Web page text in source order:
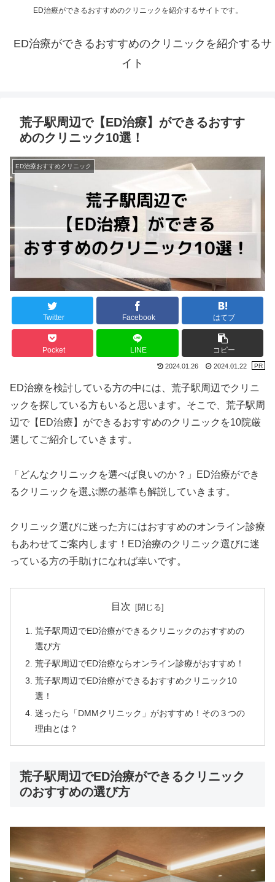
ED治療ができるおすすめのクリニックを紹介するサイトです。
ED治療ができるおすすめのクリニックを紹介するサ
イト
荒子駅周辺で【ED治療】ができるおすす
めのクリニック10選！
ED治療おすすめクリニック
Twitter Facebook はてブ
Pocket LINE コピー
2024.01.26 2024.01.22
ED治療を検討している方の中には、荒子駅周辺でクリニ
ックを探している方もいると思います。そこで、荒子駅周
辺で【ED治療】ができるおすすめのクリニックを10院厳
選してご紹介していきます。
「どんなクリニックを選べば良いのか？」ED治療ができ
るクリニックを選ぶ際の基準も解説していきます。
クリニック選びに迷った方にはおすすめのオンライン診療
もあわせてご案内します！ED治療のクリニック選びに迷
っている方の手助けになれば幸いです。
目次
荒子駅周辺でED治療ができるクリニックのおすすめの
選び方
荒子駅周辺でED治療ならオンライン診療がおすすめ！
荒子駅周辺でED治療ができるおすすめクリニック10
選！
迷ったら「DMMクリニック」がおすすめ！その３つの
理由とは？
荒子駅周辺でED治療ができるクリニック
のおすすめの選び方